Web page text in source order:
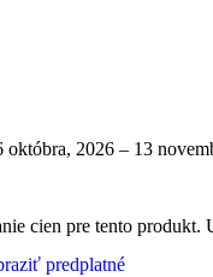
októbra, 2026 – 13
cien pre tento produkt.
predplatné